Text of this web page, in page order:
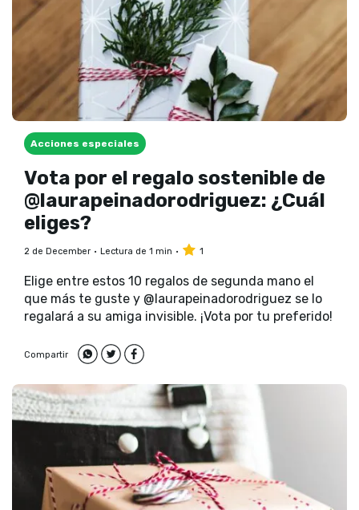
Acciones especiales
Vota por el regalo sostenible de
@laurapeinadorodriguez: ¿Cuál
eliges?
2 de December Lectura de 1 min 1
Elige entre estos 10 regalos de segunda mano el
que más te guste y @laurapeinadorodriguez se lo
regalará a su amiga invisible. ¡Vota por tu preferido!
Compartir